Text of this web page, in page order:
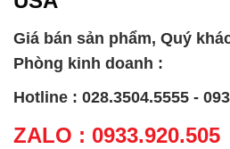
Giá bán sản phẩm, Quý
Phòng kinh doanh :
Hotline : 028.3504.5555 -
ZALO : 0933.920.505